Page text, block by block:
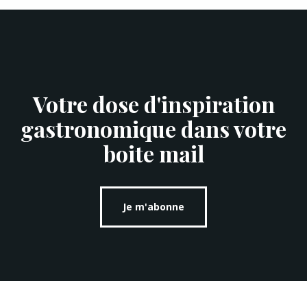
Votre dose d'inspiration
gastronomique dans votre
boite mail
Je m'abonne